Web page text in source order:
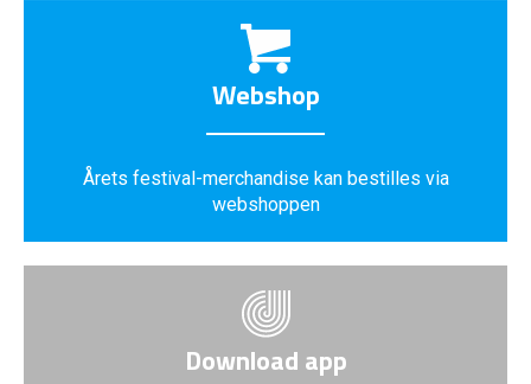
Webshop
Årets festival-merchandise kan bestilles via
webshoppen
Download app